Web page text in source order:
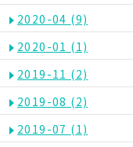
2020-04 (9)
2020-01 (1)
2019-11 (2)
2019-08 (2)
2019-07 (1)